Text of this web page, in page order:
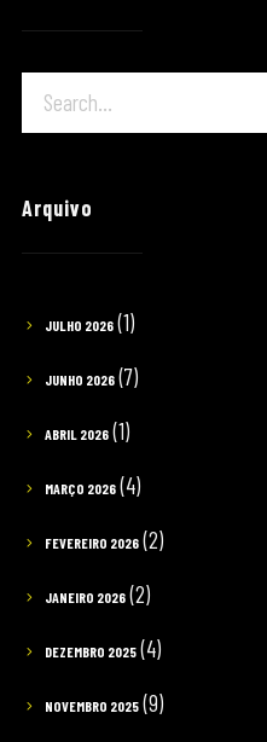
Arquivo
JULHO 2026(1)
JUNHO 2026(7)
ABRIL 2026(1)
MARÇO 2026(4)
FEVEREIRO 2026(2)
JANEIRO 2026(2)
DEZEMBRO 2025(4)
NOVEMBRO 2025(9)